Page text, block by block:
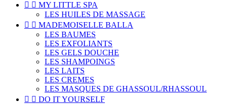
  MY LITTLE SPA
LES HUILES DE MASSAGE
  MADEMOISELLE BALLA
LES BAUMES
LES EXFOLIANTS
LES GELS DOUCHE
LES SHAMPOINGS
LES LAITS
LES CREMES
LES MASQUES DE GHASSOUL/RHASSOUL
  DO IT YOURSELF